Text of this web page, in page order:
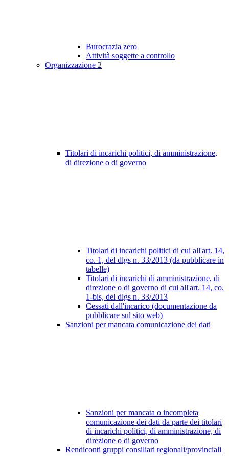
Burocrazia zero
Attività soggette a controllo
Organizzazione 2
Titolari di incarichi politici, di amministrazione,
di direzione o di governo
Titolari di incarichi politici di cui all'art. 14,
co. 1, del dlgs n. 33/2013 (da pubblicare in
tabelle)
Titolari di incarichi di amministrazione, di
direzione o di governo di cui all'art. 14, co.
1-bis, del dlgs n. 33/2013
Cessati dall'incarico (documentazione da
pubblicare sul sito web)
Sanzioni per mancata comunicazione dei dati
Sanzioni per mancata o incompleta
comunicazione dei dati da parte dei titolari
di incarichi politici, di amministrazione, di
direzione o di governo
Rendiconti gruppi consiliari regionali/provinciali